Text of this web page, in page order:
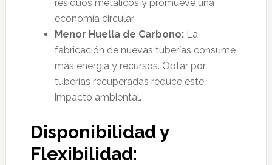
residuos metálicos y promueve una
economía circular.
Menor Huella de Carbono:La
fabricación de nuevas tuberías consume
más energía y recursos. Optar por
tuberías recuperadas reduce este
impacto ambiental.
Disponibilidad y
Flexibilidad: